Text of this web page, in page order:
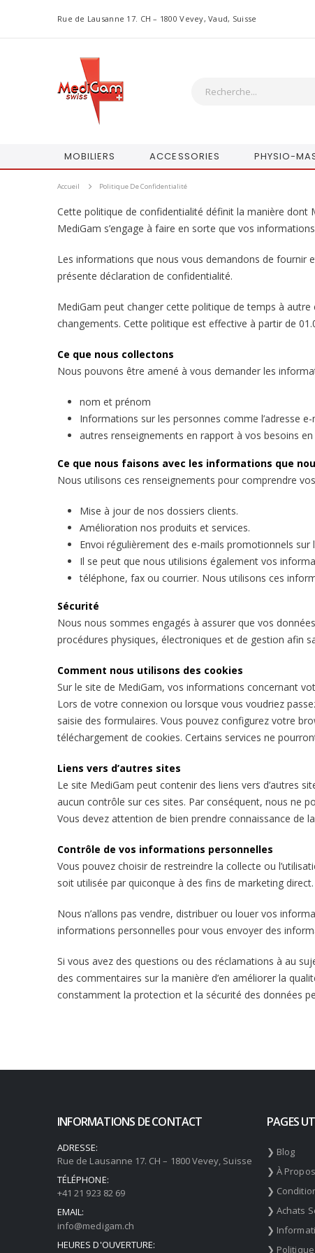
Rue de Lausanne 17. CH – 1800 Vevey, Vaud, Suisse
MOBILIERS ACCESSORIES PHYSIO-
Accueil Politique De Confidentialité
Cette politique de confidentialité définit la manière dont
MediGam s’engage à faire en sorte que vos
Les informations que nous vous demandons de fournir
présente déclaration de confidentialité.
MediGam peut changer cette politique de temps à
changements. Cette politique est effective à partir de
Ce que nous collectons
Nous pouvons être amené à vous demander les
nom et prénom
Informations sur les personnes comme l’adresse e-
autres renseignements en rapport à vos besoins
Ce que nous faisons avec les informations que
Nous utilisons ces renseignements pour comprendre
Mise à jour de nos dossiers clients.
Amélioration nos produits et services.
Envoi régulièrement des e-mails promotionnels
Il se peut que nous utilisions également vos
téléphone, fax ou courrier. Nous utilisons ces
Sécurité
Nous nous sommes engagés à assurer que vos
procédures physiques, électroniques et de gestion afin
Comment nous utilisons des cookies
Sur le site de MediGam, vos informations concernant
Lors de votre connexion ou lorsque vous voudriez
saisie des formulaires. Vous pouvez configurez votre
téléchargement de cookies. Certains services ne
Liens vers d’autres sites
Le site MediGam peut contenir des liens vers d’autres
aucun contrôle sur ces sites. Par conséquent, nous ne
Vous devez attention de bien prendre connaissance de
Contrôle de vos informations personnelles
Vous pouvez choisir de restreindre la collecte ou
soit utilisée par quiconque à des fins de marketing direct.
Nous n’allons pas vendre, distribuer ou louer vos
informations personnelles pour vous envoyer des
Si vous avez des questions ou des réclamations à au
des commentaires sur la manière d’en améliorer la
constamment la protection et la sécurité des données
INFORMATIONS DE CONTACT
ADRESSE:
Rue de Lausanne 17. CH – 1800 Vevey, Suisse
TÉLÉPHONE:
+41 21 923 82 69
EMAIL:
info@medigam.ch
HEURES D'OUVERTURE:
PAGES
❯ Blog
❯ À
❯
❯ Achats
❯
❯